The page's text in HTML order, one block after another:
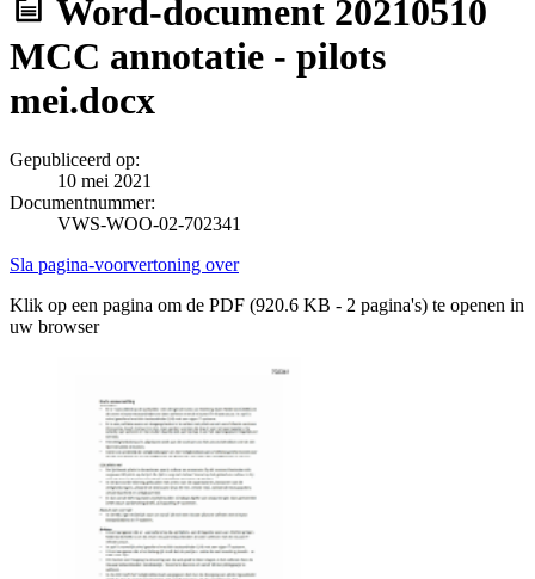
Word-document 20210510
MCC annotatie - pilots
mei.docx
Gepubliceerd op:
10 mei 2021
Documentnummer:
VWS-WOO-02-702341
Sla pagina-voorvertoning over
Klik op een pagina om de PDF (920.6 KB - 2 pagina's) te openen in
uw browser